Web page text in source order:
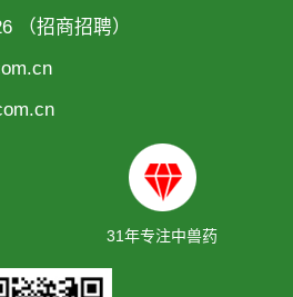
（招商招聘）
31年专注中兽药